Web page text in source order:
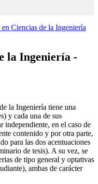
Ciencias de la Ingeniería
la Ingeniería -
la Ingeniería tiene una
y cada una de sus
independiente, en el caso de
contenido y por otra parte,
para las dos acentuaciones
de tesis). A su vez, se
de tipo general y optativas
ambas de carácter